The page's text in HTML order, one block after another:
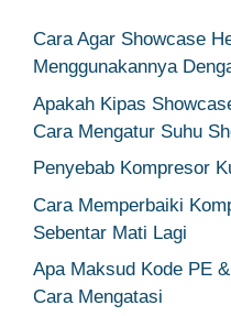
Cara Agar Showcase
Menggunakannya
Apakah Kipas
Cara Mengatur Suhu
Penyebab Kompresor
Cara Memperbaiki
Sebentar Mati Lagi
Apa Maksud Kode PE
Cara Mengatasi